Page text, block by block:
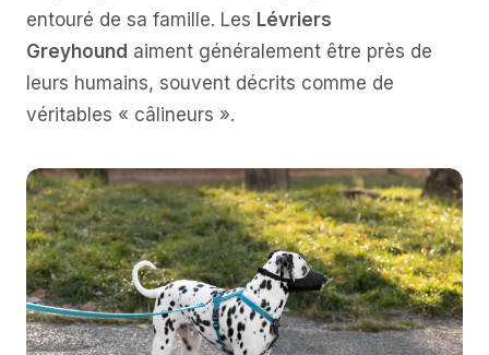
entouré de sa famille. Les Lévriers
Greyhound aiment généralement être près de
leurs humains, souvent décrits comme de
véritables « câlineurs ».